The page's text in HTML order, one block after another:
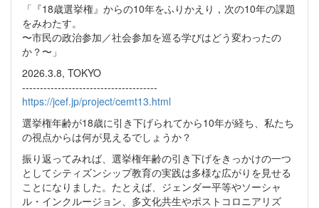
「『18歳選挙権』からの10年をふりかえり，次の10年の課題
をみわたす。
〜市民の政治参加／社会参加を巡る学びはどう変わったの
か？〜」
2026.3.8, TOKYO
--------------------------------------
https://jcef.jp/project/cemt13.html
選挙権年齢が18歳に引き下げられてから10年が経ち、私たち
の視点からは何が見えるでしょうか？
振り返ってみれば、選挙権年齢の引き下げをきっかけの一つ
としてシティズンシップ教育の実践は多様な広がりを見せる
ことになりました。たとえば、ジェンダー平等やソーシャ
ル・インクルージョン、多文化共生やポストコロニアリズ